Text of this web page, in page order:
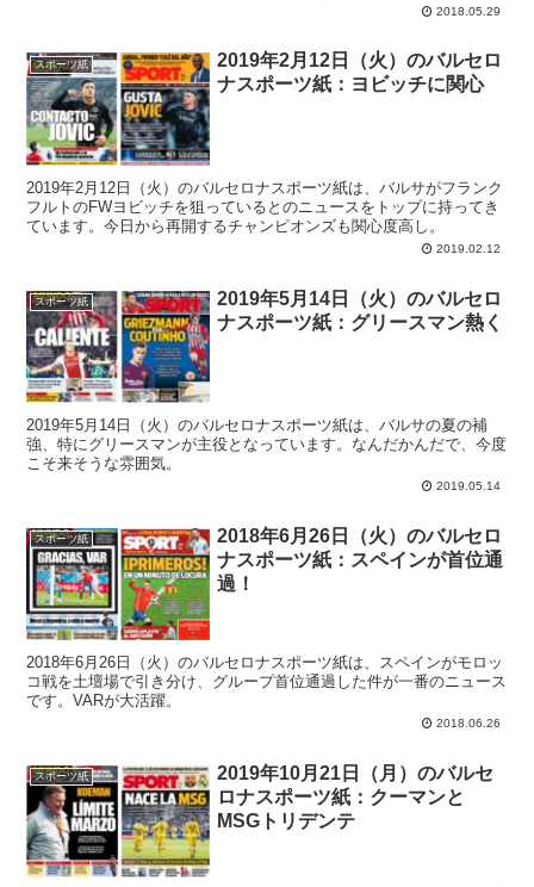
2018.05.29
スポーツ紙
2019年2月12日（火）のバルセロ
ナスポーツ紙：ヨビッチに関心
2019年2月12日（火）のバルセロナスポーツ紙は、バルサがフランク
フルトのFWヨビッチを狙っているとのニュースをトップに持ってき
ています。今日から再開するチャンピオンズも関心度高し。
2019.02.12
スポーツ紙
2019年5月14日（火）のバルセロ
ナスポーツ紙：グリースマン熱く
2019年5月14日（火）のバルセロナスポーツ紙は、バルサの夏の補
強、特にグリースマンが主役となっています。なんだかんだで、今度
こそ来そうな雰囲気。
2019.05.14
スポーツ紙
2018年6月26日（火）のバルセロ
ナスポーツ紙：スペインが首位通
過！
2018年6月26日（火）のバルセロナスポーツ紙は、スペインがモロッ
コ戦を土壇場で引き分け、グループ首位通過した件が一番のニュース
です。VARが大活躍。
2018.06.26
スポーツ紙
2019年10月21日（月）のバルセ
ロナスポーツ紙：クーマンと
MSGトリデンテ